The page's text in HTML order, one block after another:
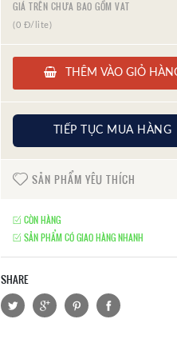
GIÁ TRÊN CHƯA BAO GỒM VAT
(0 Đ/lite)
THÊM VÀO GIỎ
TIẾP TỤC MUA HÀNG
SẢN PHẨM YÊU THÍCH
CÒN HÀNG
SẢN PHẨM CÓ GIAO HÀNG NHANH
SHARE